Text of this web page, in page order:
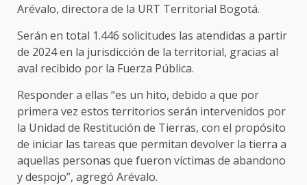
Arévalo, directora de la URT Territorial Bogotá.
Serán en total 1.446 solicitudes las atendidas a partir
de 2024 en la jurisdicción de la territorial, gracias al
aval recibido por la Fuerza Pública.
Responder a ellas “es un hito, debido a que por
primera vez estos territorios serán intervenidos por
la Unidad de Restitución de Tierras, con el propósito
de iniciar las tareas que permitan devolver la tierra a
aquellas personas que fueron víctimas de abandono
y despojo”, agregó Arévalo.